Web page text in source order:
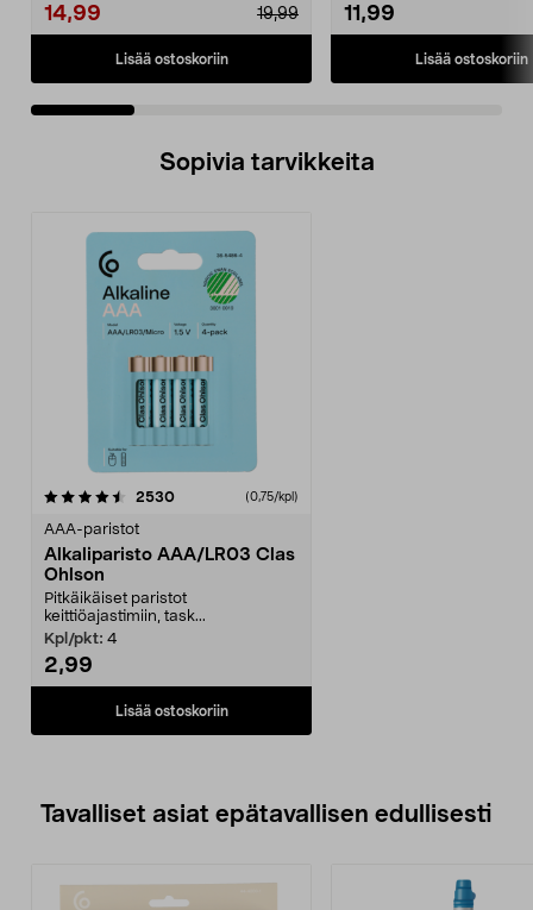
14,99 19,99
Lisää ostoskoriin
11,99
Lisää ostoskoriin
Sopivia tarvikkeita
2530arvostelut (0,75/kpl)
AAA-paristot
Alkaliparisto AAA/LR03 Clas
Ohlson
Pitkäikäiset paristot
keittiöajastimiin, task...
Kpl/pkt: 4
2,99
Lisää ostoskoriin
Tavalliset asiat epätavallisen edullisesti